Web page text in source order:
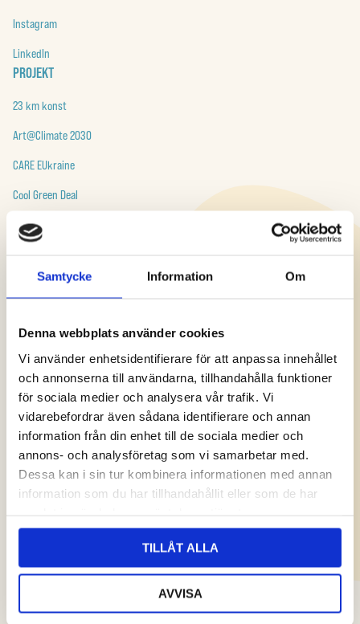
Samtycke Information Om
Denna webbplats använder cookies
Vi använder enhetsidentifierare för att anpassa innehållet
och annonserna till användarna, tillhandahålla funktioner
för sociala medier och analysera vår trafik. Vi
vidarebefordrar även sådana identifierare och annan
information från din enhet till de sociala medier och
annons- och analysföretag som vi samarbetar med.
Dessa kan i sin tur kombinera informationen med annan
information som du har tillhandahållit eller som de har
TILLÅT ALLA
AVVISA
Instagram
LinkedIn
PROJEKT
23 km konst
Art@Climate 2030
CARE EUkraine
Cool Green Deal
Till alla projekt
RESURSER
Build Forward